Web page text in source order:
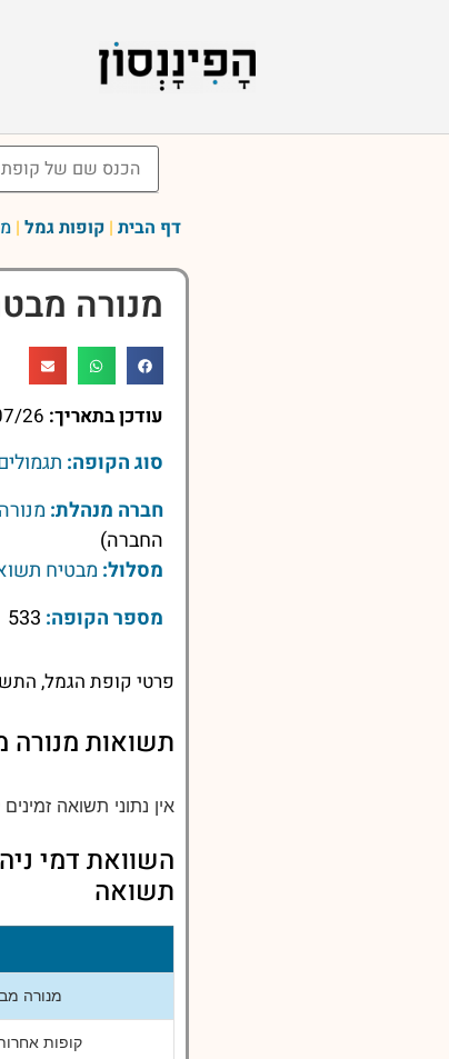
דף הבית | קופות גמל |
מנורה
עודכן בתאריך: 26
סוג הקופה:
חברה מנהלת:
החברה)
מסלול: מבטיח
מספר הקופה:
פרטי קופת הגמל,
תשואות מנורה
אין נתוני תשואה
השוואת דמי
תשואה
מנורה
קופות